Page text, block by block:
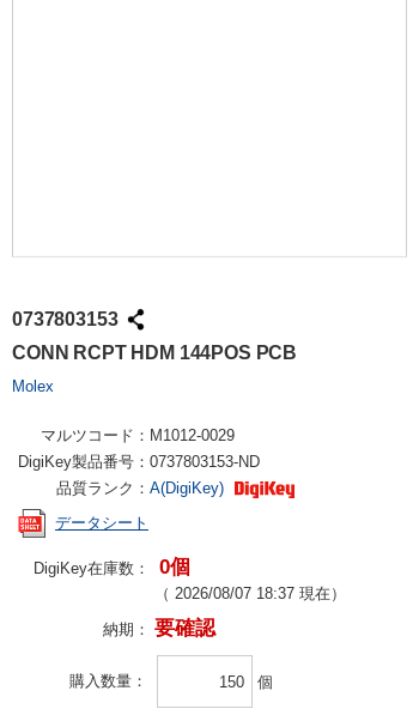
0737803153
CONN RCPT HDM 144POS PCB
Molex
マルツコード： M1012-0029
DigiKey製品番号： 0737803153-ND
品質ランク： A(DigiKey)
データシート
DigiKey在庫数： 0個
（ 2026/08/07 18:37 現在）
納期： 要確認
購入数量 個